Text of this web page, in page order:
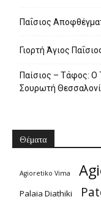
Παΐσιος
Γιορτή Άγιος
Παίσιος – Τάφος: Ο
Σουρωτή
Θέματα
Agioretiko Vima
Palaia Diathiki